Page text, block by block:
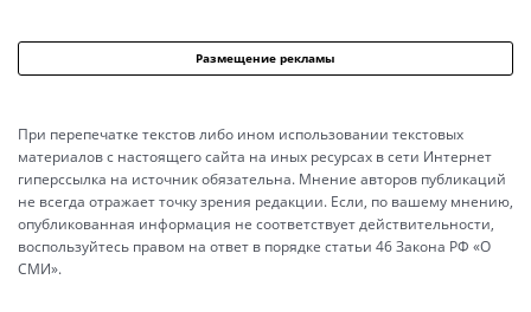
Размещение рекламы
При перепечатке текстов либо ином использовании текстовых
материалов с настоящего сайта на иных ресурсах в сети Интернет
гиперссылка на источник обязательна. Мнение авторов публикаций
не всегда отражает точку зрения редакции. Если, по вашему мнению,
опубликованная информация не соответствует действительности,
воспользуйтесь правом на ответ в порядке статьи 46 Закона РФ «О
СМИ».